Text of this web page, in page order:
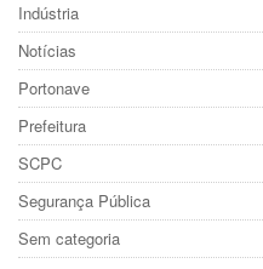
Indústria
Notícias
Portonave
Prefeitura
SCPC
Segurança Pública
Sem categoria